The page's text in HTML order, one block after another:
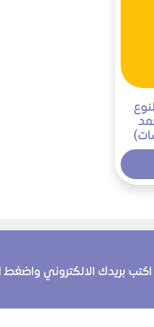
اكتب بريدك الالكتروني